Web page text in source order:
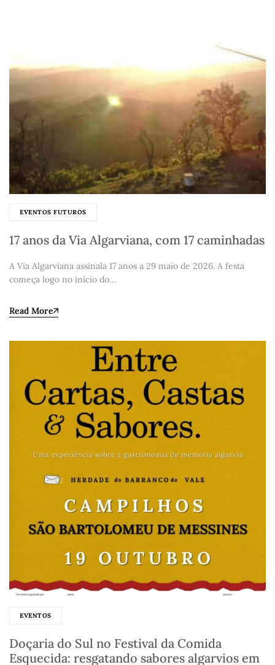
EVENTOS FUTUROS
17 anos da Via Algarviana, com 17 caminhadas
A Via Algarviana assinala 17 anos a 29 maio de 2026. A festa
começa logo no início do…
Read More
EVENTOS
Doçaria do Sul no Festival da Comida
Esquecida: resgatando sabores algarvios em